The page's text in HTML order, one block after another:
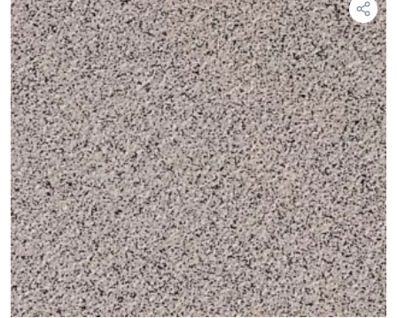
G
r
o
e
n
e
v
l
o
e
r
t
e
g
e
l
s